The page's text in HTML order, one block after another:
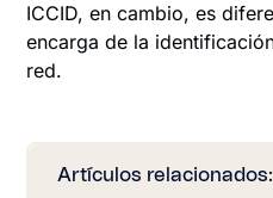
ICCID, en cambio, es
encarga de la
red.
Artículos relacionados: